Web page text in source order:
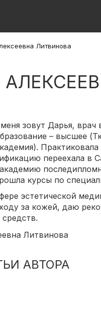
Литвинова
зовут Дарья,
– высшее
переехала в
курсы по
эстетической
за кожей, даю
АВТОРА